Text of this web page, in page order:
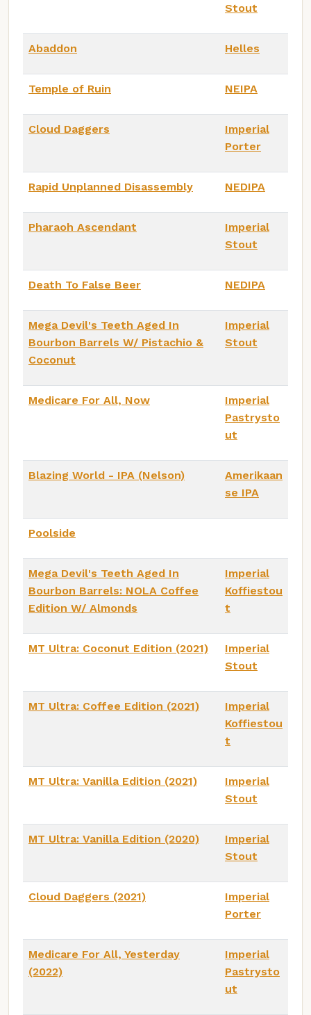
Stout
Abaddon Helles
Temple of Ruin NEIPA
Cloud Daggers
Imperial
Porter
Rapid Unplanned Disassembly NEDIPA
Pharaoh Ascendant
Imperial
Stout
Death To False Beer NEDIPA
Mega Devil's Teeth Aged In
Bourbon Barrels W/ Pistachio &
Coconut
Imperial
Stout
Medicare For All, Now
Imperial
Pastrysto
ut
Blazing World - IPA (Nelson)
Amerikaan
se IPA
Poolside
Mega Devil's Teeth Aged In
Bourbon Barrels: NOLA Coffee
Edition W/ Almonds
Imperial
Koffiestou
t
MT Ultra: Coconut Edition (2021)
Imperial
Stout
MT Ultra: Coffee Edition (2021)
Imperial
Koffiestou
t
MT Ultra: Vanilla Edition (2021)
Imperial
Stout
MT Ultra: Vanilla Edition (2020)
Imperial
Stout
Cloud Daggers (2021)
Imperial
Porter
Medicare For All, Yesterday
(2022)
Imperial
Pastrysto
ut